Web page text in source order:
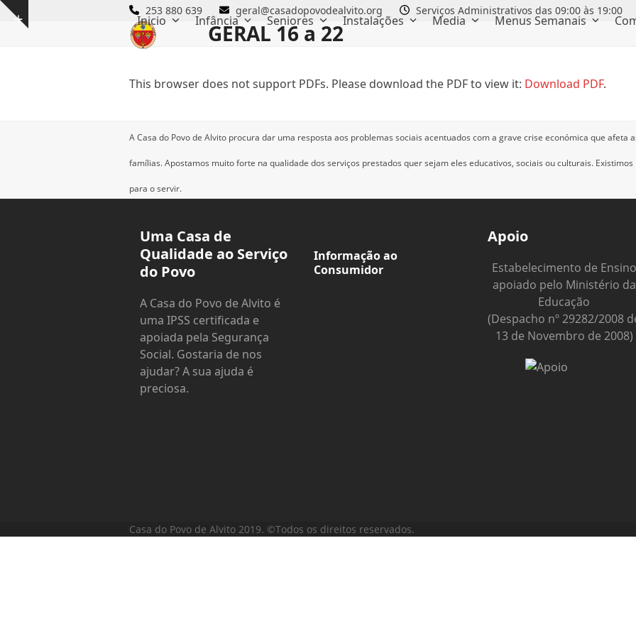
Skip
Show
253 880 639 geral@casadopovodealvito.org Serviços Administrativos das 09:00 às 19:00
Inicio Infância Seniores Instalações Media Menus Semanais
GERAL 16 a 22
This browser does not support PDFs. Please download the PDF to view it: Download PDF.
A Casa do Povo de Alvito procura dar uma resposta aos problemas sociais acentuados com a grave crise económica que afeta
famílias.Apostamos muito forte na qualidade dos serviços prestados quer sejam eles educativos, sociais ou culturais. Existimos
para o servir.
Uma Casa de
Qualidade ao Serviço
do Povo
A Casa do Povo de Alvito é
uma IPSS certificada e
apoiada pela Segurança
Social. Gostaria de nos
ajudar? A sua ajuda é
preciosa.
Informação ao
Consumidor
Apoio
Estabelecimento de Ensino
apoiado pelo Ministério da
Educação
(Despacho nº 29282/2008
13 de Novembro de 2008)
Casa do Povo de Alvito 2019. ©Todos os direitos reservados.